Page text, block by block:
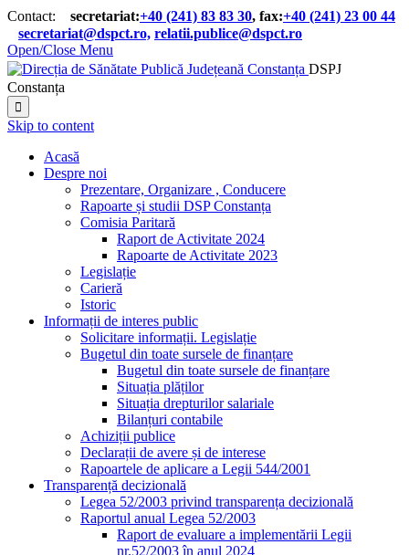
Contact: secretariat:+40 (241) 83 83 30, fax:+40 (241) 23 00 44
secretariat@dspct.ro, relatii.publice@dspct.ro
Open/Close Menu
DSPJ
Constanța

Skip to content
Acasă
Despre noi
Prezentare, Organizare , Conducere
Rapoarte și studii DSP Constanța
Comisia Paritară
Raport de Activitate 2024
Rapoarte de Activitate 2023
Legislație
Carieră
Istoric
Informații de interes public
Solicitare informații. Legislație
Bugetul din toate sursele de finanțare
Bugetul din toate sursele de finanțare
Situația plăților
Situația drepturilor salariale
Bilanțuri contabile
Achiziții publice
Declarații de avere și de interese
Rapoartele de aplicare a Legii 544/2001
Transparență decizională
Legea 52/2003 privind transparența decizională
Raportul anual Legea 52/2003
Raport de evaluare a implementării Legii
nr.52/2003 în anul 2024